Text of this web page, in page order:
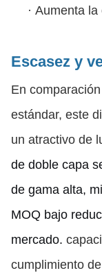
· Aumenta la
Escasez y
En
estándar, este
un atractivo de
de doble capa
de gama alta,
MOQ bajo
mercado.
cumplimiento